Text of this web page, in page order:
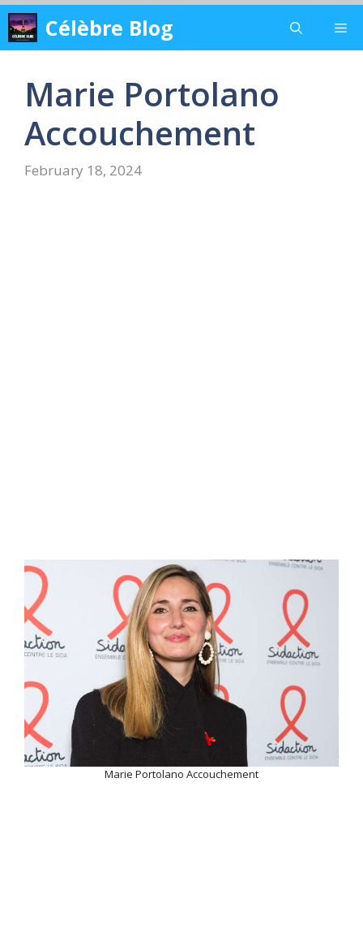
Skip
to
content
Célèbre Blog
Marie Portolano
Accouchement
February 18, 2024
Marie Portolano Accouchement